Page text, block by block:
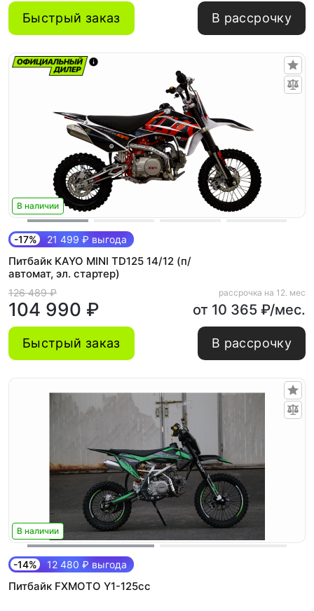
Быстрый заказ В рассрочку
В наличии
-17% 21 499 ₽ выгода
Питбайк KAYO MINI TD125 14/12 (п/
автомат, эл. стартер)
126 489 ₽
104 990 ₽
рассрочка на 12. мес
от 10 365 ₽/мес.
Быстрый заказ В рассрочку
В наличии
-14% 12 480 ₽ выгода
Питбайк FXMOTO Y1-125cc